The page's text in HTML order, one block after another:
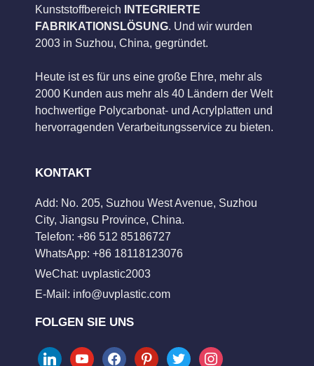
Kunststoffbereich
INTEGRIERTE
FABRIKATIONSLÖSUNG. Und wir wurden
2003 in Suzhou, China, gegründet.
Heute ist es für uns eine große Ehre, mehr als
2000 Kunden aus mehr als 40 Ländern der Welt
hochwertige Polycarbonat- und Acrylplatten und
hervorragenden Verarbeitungsservice zu bieten.
KONTAKT
Add: No. 205, Suzhou West Avenue, Suzhou
City, Jiangsu Province, China.
Telefon: +86 512 85186727
WhatsApp: +86 18118123076
WeChat: uvplastic2003
E-Mail: info@uvplastic.com
FOLGEN SIE UNS
linkedinyoutubefacebookpinteresttwitter instagram